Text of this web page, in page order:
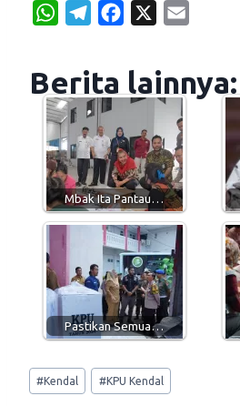
W
t
s
A
p
p
e
g
r
a
m
e
o
o
k
i
Berita lainnya:
Mbak Ita Pantau…
Pastikan Semua…
Post
Tags:
#Kendal #KPU Kendal